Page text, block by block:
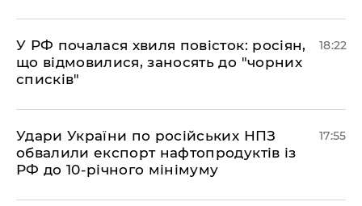
​У РФ почалася хвиля повісток: росіян,
що відмовилися, заносять до "чорних
списків"
18:22
​Удари України по російських НПЗ
обвалили експорт нафтопродуктів із
РФ до 10-річного мінімуму
17:55